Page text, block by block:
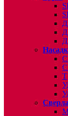
С
С
T
Сверла